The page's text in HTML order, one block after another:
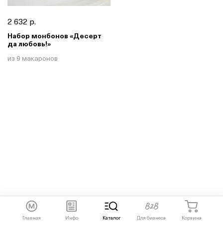
2 632 р.
Набор монбонов «Десерт
да любовь!»
из 9 макаронов
Главная Инфо Каталог Для бизнеса Корзина